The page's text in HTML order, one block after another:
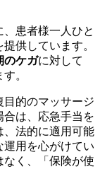
、患者様一人ひと
供しています。
のケガに対して
。
目的のマッサージ
合は、応急手当を
、法的に適用可能
運用を心がけてい
なく、「保険が使